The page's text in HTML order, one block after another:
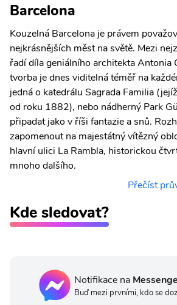
Barcelona
Kouzelná Barcelona je právem
nejkrásnějších měst na světě. Mezi
řadí díla geniálního architekta Antonia
tvorba je dnes viditelná téměř na
jedná o katedrálu Sagrada Familia
od roku 1882), nebo nádherný Park
připadat jako v říši fantazie a snů.
zapomenout na majestátný vítězný
hlavní ulici La Rambla, historickou
mnoho dalšího.
Přečíst
Kde sledovat?
Notifikace na
Buď mezi prvními, kdo se